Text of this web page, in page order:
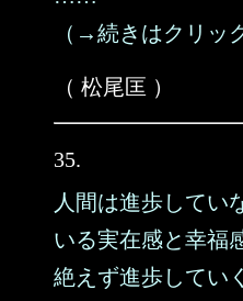
（→続きはクリッ
（ 松尾匡 ）
35.
人間は進歩してい
いる実在感と幸福
絶えず進歩してい